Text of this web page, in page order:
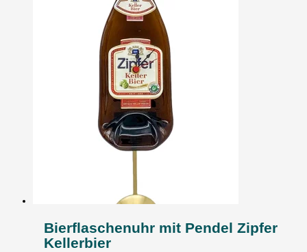
Bierflaschenuhr mit Pendel Zipfer
Kellerbier